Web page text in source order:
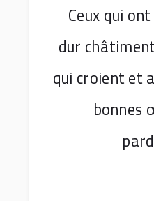
Ceux qui
dur
qui croient et
bonnes